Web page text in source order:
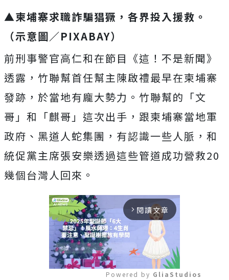
▲柬埔寨求職詐騙猖獗，各界投入援救。
（示意圖／PIXABAY）
前刑事警官高仁和在節目《這！不是新聞》
透露，竹聯幫首任幫主陳啟禮最早在柬埔寨
發跡，於當地有龐大勢力。竹聯幫的「文
哥」和「麒哥」這次出手，跟柬埔寨當地軍
政府、黑道人蛇集團，有認識一些人脈，和
統促黨主席張安樂透過這些管道成功營救20
幾個台灣人回來。
arrow_forward_ios 閱讀文章
Powered by GliaStudios